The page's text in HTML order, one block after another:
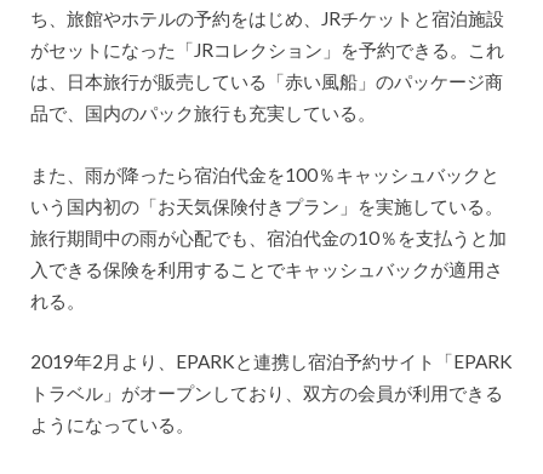
ち、旅館やホテルの予約をはじめ、JRチケットと宿泊施設
がセットになった「JRコレクション」を予約できる。これ
は、日本旅行が販売している「赤い風船」のパッケージ商
品で、国内のパック旅行も充実している。
また、雨が降ったら宿泊代金を100％キャッシュバックと
いう国内初の「お天気保険付きプラン」を実施している。
旅行期間中の雨が心配でも、宿泊代金の10％を支払うと加
入できる保険を利用することでキャッシュバックが適用さ
れる。
2019年2月より、EPARKと連携し宿泊予約サイト「EPARK
トラベル」がオープンしており、双方の会員が利用できる
ようになっている。